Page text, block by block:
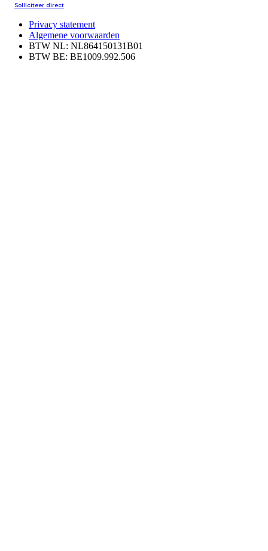
Solliciteer direct
Privacy statement
Algemene voorwaarden
BTW NL: NL864150131B01
BTW BE: BE1009.992.506